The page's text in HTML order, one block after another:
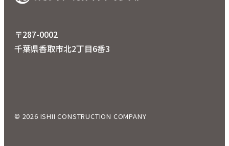
〒287-0002
千葉県香取市北2丁目6番3
© 2026 ISHII CONSTRUCTION COMPANY